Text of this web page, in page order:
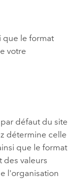
que le format
votre
défaut du site
détermine celle
que le format
des valeurs
l'organisation